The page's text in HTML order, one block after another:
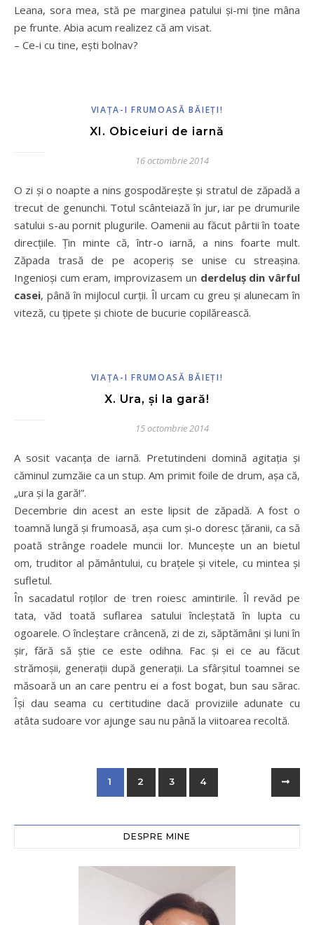
Leana, sora mea, stă pe marginea patului și-mi ține mâna
pe frunte. Abia acum realizez că am visat.
– Ce-i cu tine, ești bolnav?
VIAȚA-I FRUMOASĂ BĂIEȚI!
XI. Obiceiuri de iarnă
16 octombrie 2014
O zi și o noapte a nins gospodărește și stratul de zăpadă a
trecut de genunchi. Totul scânteiază în jur, iar pe drumurile
satului s-au pornit plugurile. Oamenii au făcut pârtii în toate
direcțiile. Țin minte că, într-o iarnă, a nins foarte mult.
Zăpada trasă de pe acoperiș se unise cu streașina.
Ingenioși cum eram, improvizasem un derdeluș din vârful
casei, până în mijlocul curții. Îl urcam cu greu și alunecam în
viteză, cu țipete și chiote de bucurie copilărească.
VIAȚA-I FRUMOASĂ BĂIEȚI!
X. Ura, și la gară!
15 octombrie 2014
A sosit vacanța de iarnă. Pretutindeni domină agitația și
căminul zumzăie ca un stup. Am primit foile de drum, așa că,
„ura și la gară!”.
Decembrie din acest an este lipsit de zăpadă. A fost o
toamnă lungă și frumoasă, așa cum și-o doresc țăranii, ca să
poată strânge roadele muncii lor. Muncește un an bietul
om, truditor al pământului, cu brațele și vitele, cu mintea și
sufletul.
În sacadatul roților de tren roiesc amintirile. Îl revăd pe
tata, văd toată suflarea satului încleștată în lupta cu
ogoarele. O încleștare crâncenă, zi de zi, săptămâni și luni în
șir, fără să știe ce este odihna. Fac și ei ce au făcut
strămoșii, generații după generații. La sfârșitul toamnei se
măsoară un an care pentru ei a fost bogat, bun sau sărac.
Își dau seama cu certitudine dacă proviziile adunate cu
atâta sudoare vor ajunge sau nu până la viitoarea recoltă.
1 2 3 4
DESPRE MINE